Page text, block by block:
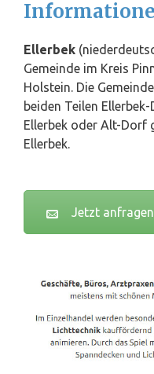
Ellerbek
Gemeinde im Kreis
Holstein. Die
beiden Teilen
Ellerbek oder Alt-Dorf
Ellerbek.
Jetzt anfragen